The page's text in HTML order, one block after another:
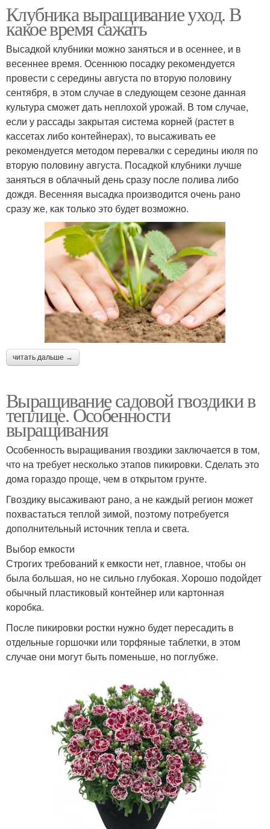
Клубника выращивание уход. В
какое время сажать
Высадкой клубники можно заняться и в осеннее, и в
весеннее время. Осеннюю посадку рекомендуется
провести с середины августа по вторую половину
сентября, в этом случае в следующем сезоне данная
культура сможет дать неплохой урожай. В том случае,
если у рассады закрытая система корней (растет в
кассетах либо контейнерах), то высаживать ее
рекомендуется методом перевалки с середины июля по
вторую половину августа. Посадкой клубники лучше
заняться в облачный день сразу после полива либо
дождя. Весенняя высадка производится очень рано
сразу же, как только это будет возможно.
читать дальше →
Выращивание садовой гвоздики в
теплице. Особенности
выращивания
Особенность выращивания гвоздики заключается в том,
что на требует несколько этапов пикировки. Сделать это
дома гораздо проще, чем в открытом грунте.
Гвоздику высаживают рано, а не каждый регион может
похвастаться теплой зимой, поэтому потребуется
дополнительный источник тепла и света.
Выбор емкости
Строгих требований к емкости нет, главное, чтобы он
была большая, но не сильно глубокая. Хорошо подойдет
обычный пластиковый контейнер или картонная
коробка.
После пикировки ростки нужно будет пересадить в
отдельные горшочки или торфяные таблетки, в этом
случае они могут быть поменьше, но поглубже.